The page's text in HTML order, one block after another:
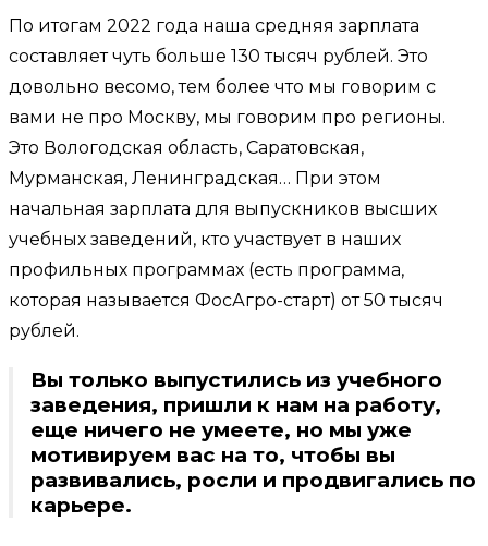
По итогам 2022 года наша средняя зарплата
составляет чуть больше 130 тысяч рублей. Это
довольно весомо, тем более что мы говорим с
вами не про Москву, мы говорим про регионы.
Это Вологодская область, Саратовская,
Мурманская, Ленинградская… При этом
начальная зарплата для выпускников высших
учебных заведений, кто участвует в наших
профильных программах (есть программа,
которая называется ФосАгро-старт) от 50 тысяч
рублей.
Вы только выпустились из учебного
заведения, пришли к нам на работу,
еще ничего не умеете, но мы уже
мотивируем вас на то, чтобы вы
развивались, росли и продвигались по
карьере.